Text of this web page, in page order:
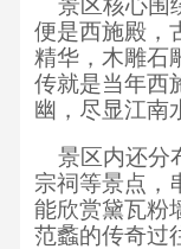
便是西施殿，
精华，木雕石
传就是当年西
幽，尽显江南
景区内还分
宗祠等景点，
能欣赏黛瓦粉
范蠡的传奇过